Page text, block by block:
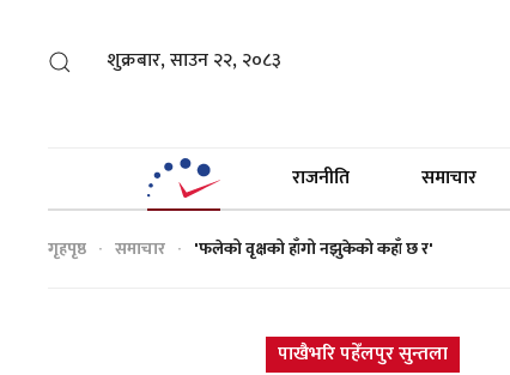
शुक्रबार, साउन २२, २०८३
राजनीति समाचार
गृहपृष्ठ समाचार 'फलेको वृक्षको हाँगो नझुकेको कहाँ छ र'
पाखैभरि पहेँलपुर सुन्तला